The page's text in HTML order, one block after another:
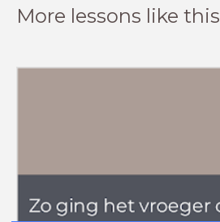
More lessons like this